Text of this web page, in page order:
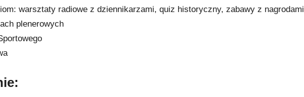
warsztaty radiowe z dziennikarzami, quiz historyczny, zabawy z nagrodami
plenerowych